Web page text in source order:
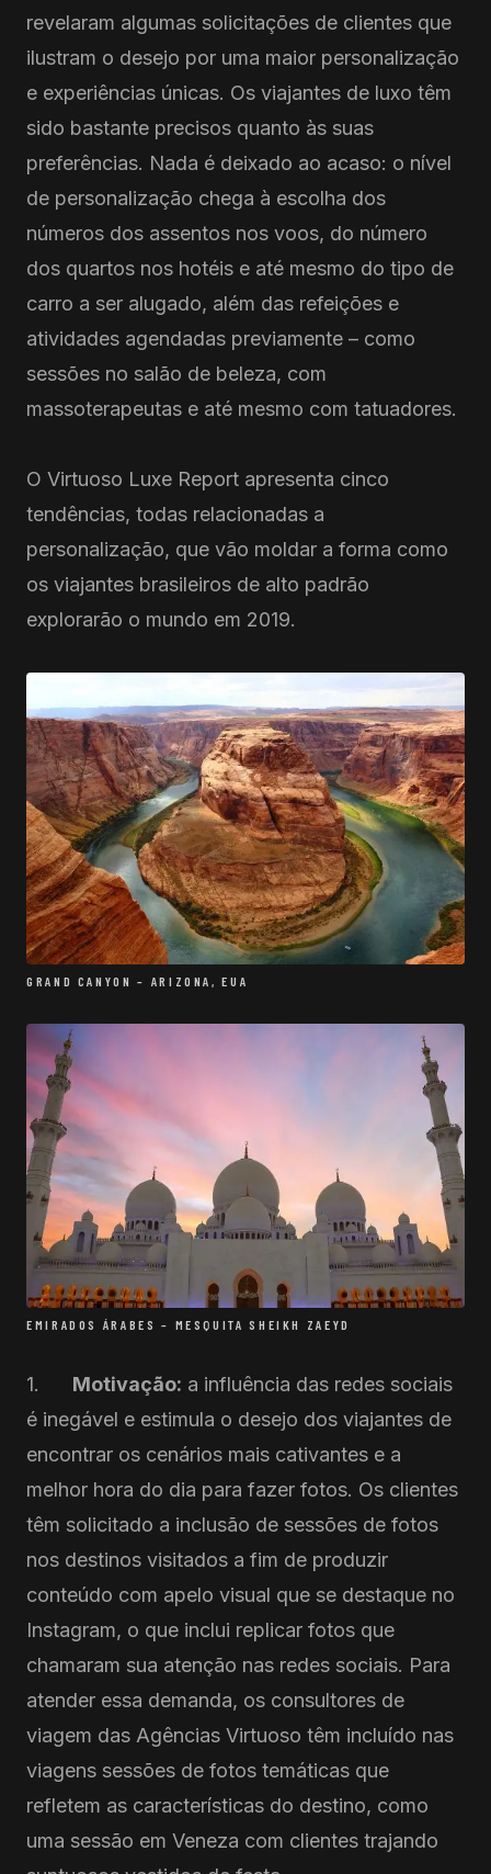
revelaram algumas solicitações de clientes que
ilustram o desejo por uma maior personalização
e experiências únicas. Os viajantes de luxo têm
sido bastante precisos quanto às suas
preferências. Nada é deixado ao acaso: o nível
de personalização chega à escolha dos
números dos assentos nos voos, do número
dos quartos nos hotéis e até mesmo do tipo de
carro a ser alugado, além das refeições e
atividades agendadas previamente – como
sessões no salão de beleza, com
massoterapeutas e até mesmo com tatuadores.
O Virtuoso Luxe Report apresenta cinco
tendências, todas relacionadas a
personalização, que vão moldar a forma como
os viajantes brasileiros de alto padrão
explorarão o mundo em 2019.
GRAND CANYON – ARIZONA, EUA
EMIRADOS ÁRABES – MESQUITA SHEIKH ZAEYD
1. Motivação: a influência das redes sociais
é inegável e estimula o desejo dos viajantes de
encontrar os cenários mais cativantes e a
melhor hora do dia para fazer fotos. Os clientes
têm solicitado a inclusão de sessões de fotos
nos destinos visitados a fim de produzir
conteúdo com apelo visual que se destaque no
Instagram, o que inclui replicar fotos que
chamaram sua atenção nas redes sociais. Para
atender essa demanda, os consultores de
viagem das Agências Virtuoso têm incluído nas
viagens sessões de fotos temáticas que
refletem as características do destino, como
uma sessão em Veneza com clientes trajando